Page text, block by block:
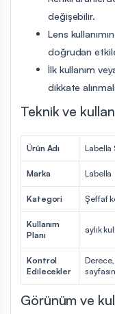
değişebilir.
Lens
doğrudan
İlk kullanım
dikkate
Teknik ve
Ürün Adı Labella
Marka Labella
Kategori Şeffaf
Kullanım
Planı
aylık
Kontrol
Edilecekler
Görünüm ve